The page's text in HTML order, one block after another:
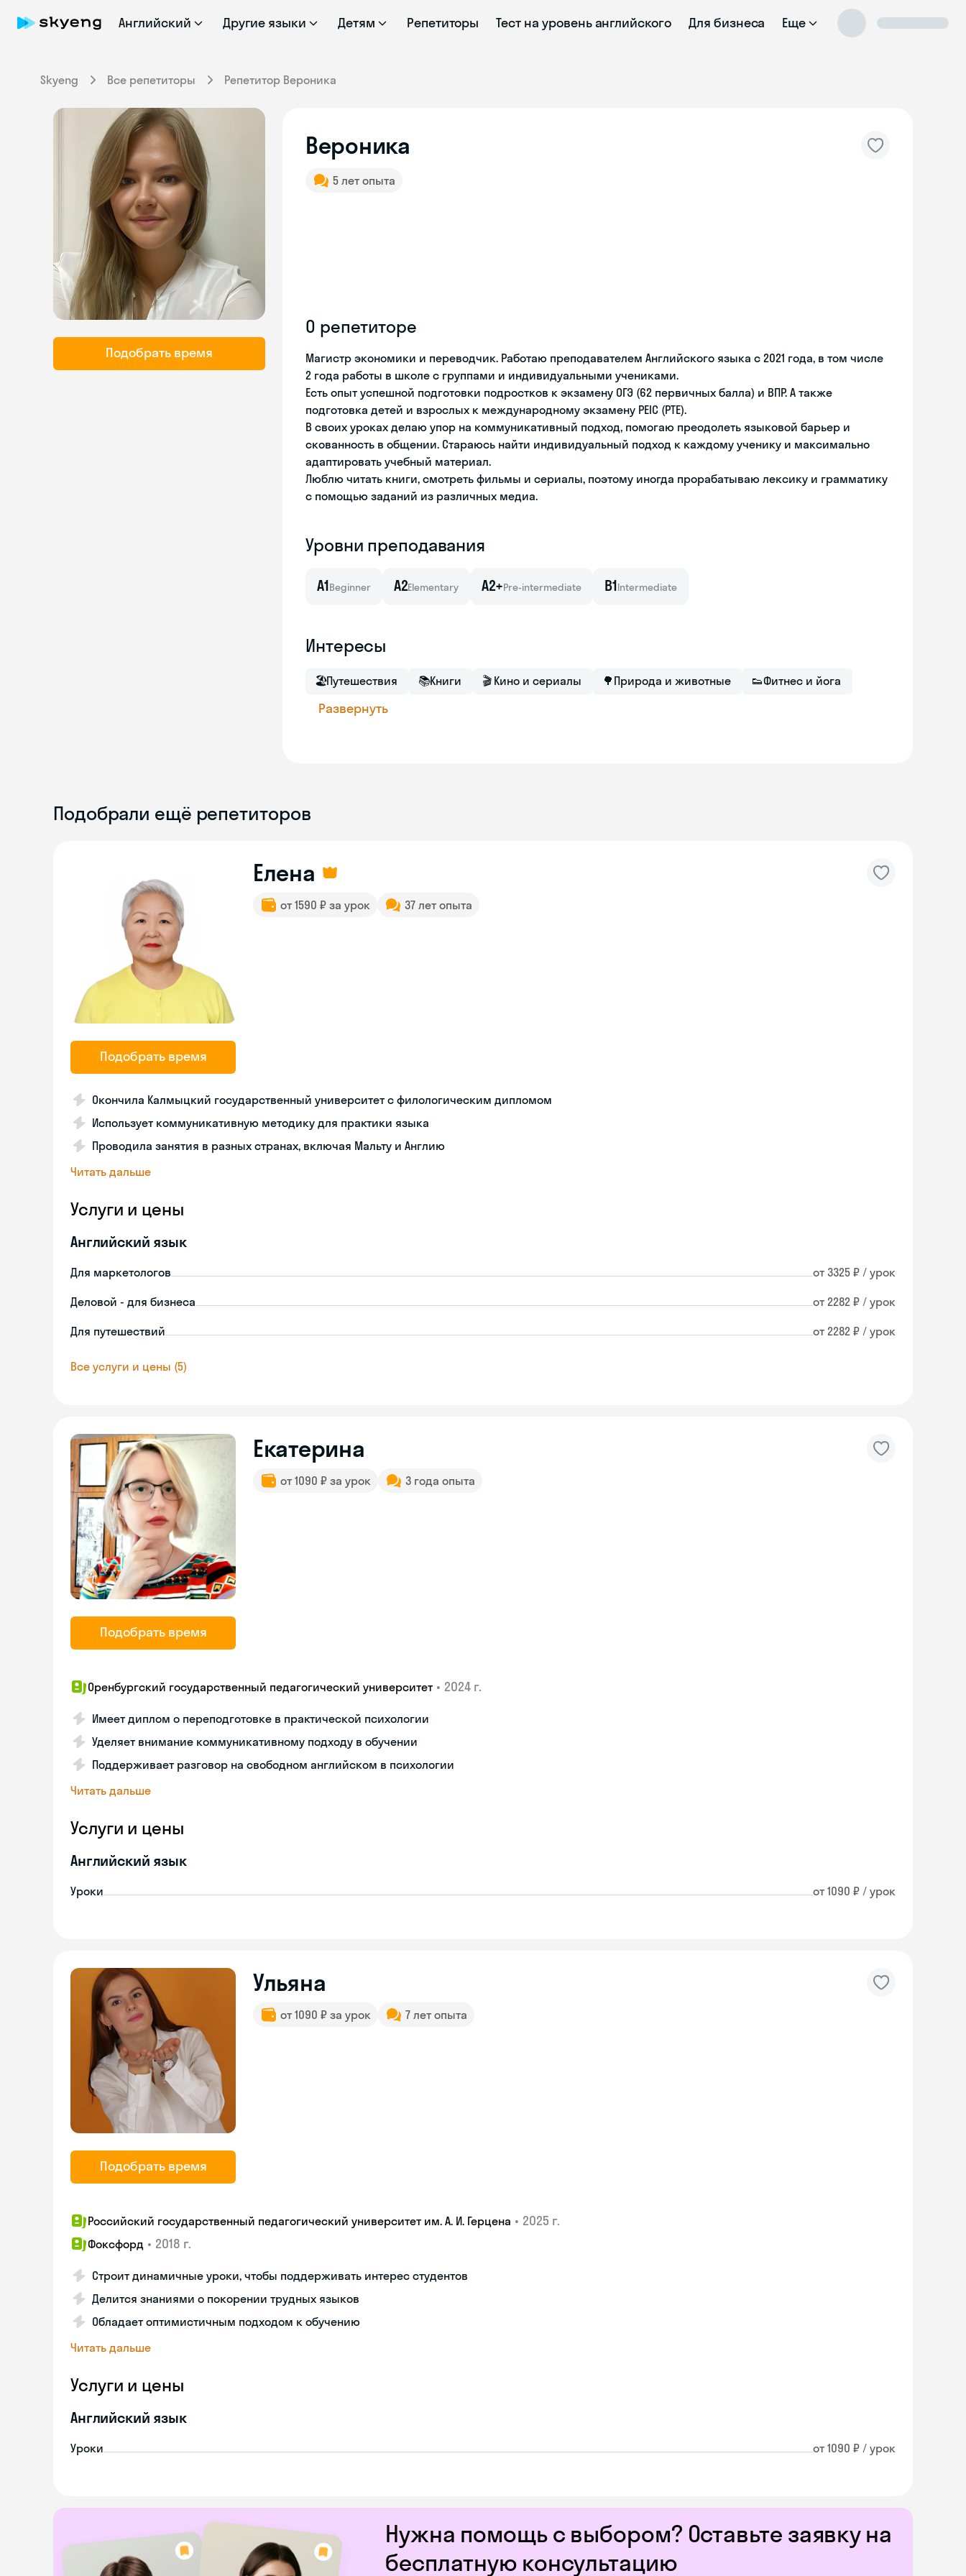
Английский Другие языки Детям Репетиторы Тест на уровень английского Для бизнеса Еще
Skyeng Все репетиторы Репетитор Вероника
Подобрать время
Вероника
5 лет опыта
О репетиторе
Магистр экономики и переводчик. Работаю преподавателем Английского языка с 2021 года, в том числе
2 года работы в школе с группами и индивидуальными учениками.
Есть опыт успешной подготовки подростков к экзамену ОГЭ (62 первичных балла) и ВПР. А также
подготовка детей и взрослых к международному экзамену PEIC (PTE).
В своих уроках делаю упор на коммуникативный подход, помогаю преодолеть языковой барьер и
скованность в общении. Стараюсь найти индивидуальный подход к каждому ученику и максимально
адаптировать учебный материал.
Люблю читать книги, смотреть фильмы и сериалы, поэтому иногда прорабатываю лексику и грамматику
с помощью заданий из различных медиа.
Уровни преподавания
A1Beginner A2Elementary A2+Pre-intermediate B1Intermediate
Интересы
🏖Путешествия 📚Книги 🎬 Кино и сериалы 🌳 Природа и животные 👟Фитнес и йога
Развернуть
Подобрали ещё репетиторов
Нужна помощь с выбором? Оставьте заявку на
бесплатную консультацию
Подобрать время
Елена
от 1590 ₽ за урок 37 лет опыта
Окончила Калмыцкий государственный университет с филологическим дипломом
Использует коммуникативную методику для практики языка
Проводила занятия в разных странах, включая Мальту и Англию
Читать дальше
Услуги и цены
Английский язык
Для маркетологов от 3325 ₽ / урок
Деловой - для бизнеса от 2282 ₽ / урок
Для путешествий от 2282 ₽ / урок
Все услуги и цены (5)
Подобрать время
Екатерина
от 1090 ₽ за урок 3 года опыта
Оренбургский государственный педагогический университет • 2024 г.
Имеет диплом о переподготовке в практической психологии
Уделяет внимание коммуникативному подходу в обучении
Поддерживает разговор на свободном английском в психологии
Читать дальше
Услуги и цены
Английский язык
Уроки от 1090 ₽ / урок
Подобрать время
Ульяна
от 1090 ₽ за урок 7 лет опыта
Российский государственный педагогический университет им. А. И. Герцена • 2025 г.
Фоксфорд • 2018 г.
Строит динамичные уроки, чтобы поддерживать интерес студентов
Делится знаниями о покорении трудных языков
Обладает оптимистичным подходом к обучению
Читать дальше
Услуги и цены
Английский язык
Уроки от 1090 ₽ / урок